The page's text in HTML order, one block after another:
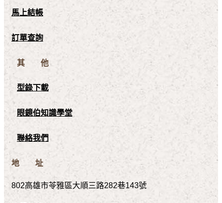
馬上結帳
訂單查詢
其 他
型錄下載
眼鏡伯知識學堂
聯絡我們
地 址
802高雄市苓雅區大順三路282巷143號